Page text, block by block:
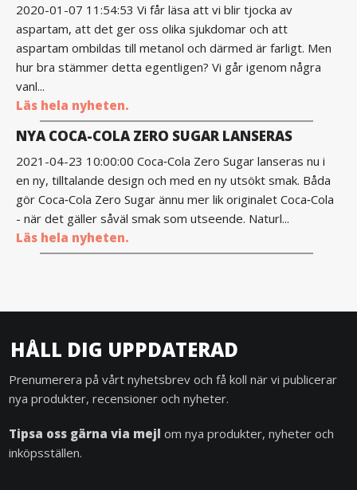
2020-01-07 11:54:53 Vi får läsa att vi blir tjocka av
aspartam, att det ger oss olika sjukdomar och att
aspartam ombildas till metanol och därmed är farligt. Men
hur bra stämmer detta egentligen? Vi går igenom några
vanl...
Läs hela nyheten.
NYA COCA-COLA ZERO SUGAR LANSERAS
2021-04-23 10:00:00 Coca‑Cola Zero Sugar lanseras nu i
en ny, tilltalande design och med en ny utsökt smak. Båda
gör Coca‑Cola Zero Sugar ännu mer lik originalet Coca‑Cola
- när det gäller såväl smak som utseende. Naturl...
Läs hela nyheten.
HÅLL DIG UPPDATERAD
Prenumerera på vårt nyhetsbrev och få koll när vi publicerar
nya produkter, recensioner och nyheter.
Tipsa oss gärna via mejl om nya produkter, nyheter och
inköpsställen.